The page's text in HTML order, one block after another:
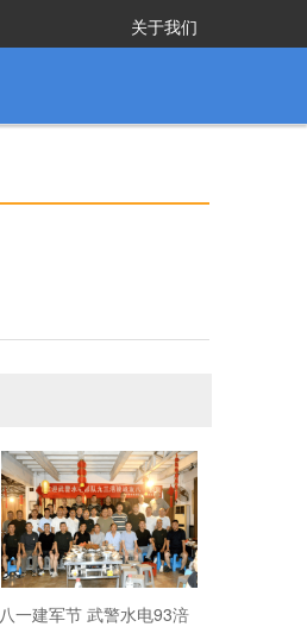
关于我们
八一建军节 武警水电93涪